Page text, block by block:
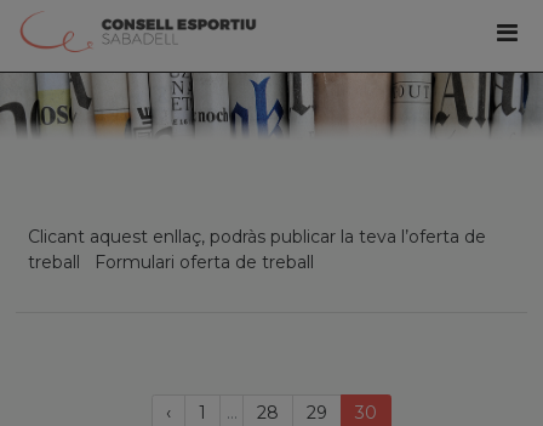
Clicant aquest enllaç, podràs publicar la teva l’oferta de
treball Formulari oferta de treball
‹Página
1 ... 28 29 30(current)